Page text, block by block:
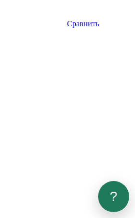
Сравнить
?